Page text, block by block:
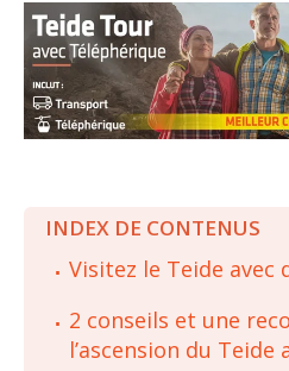
INDEX DE CONTENUS
Visitez le Teide avec
2 conseils et une
l’ascension du Teide